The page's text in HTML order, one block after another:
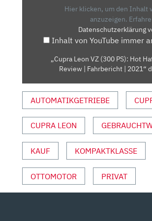
|
FAHRBERICHT
2021“
VON
YOUTUBE
ANZEIGEN
Hier klicken, um den Inhalt
anzuzeigen.
Datenschutzerklärung
Inhalt von YouTube immer
„Cupra Leon VZ (300 PS): Hot
Review | Fahrbericht | 2021“
AUTOMATIKGETRIEBE
CUPRA LEON
KAUF KOMPAKTKLASSE
OTTOMOTOR PRIVAT